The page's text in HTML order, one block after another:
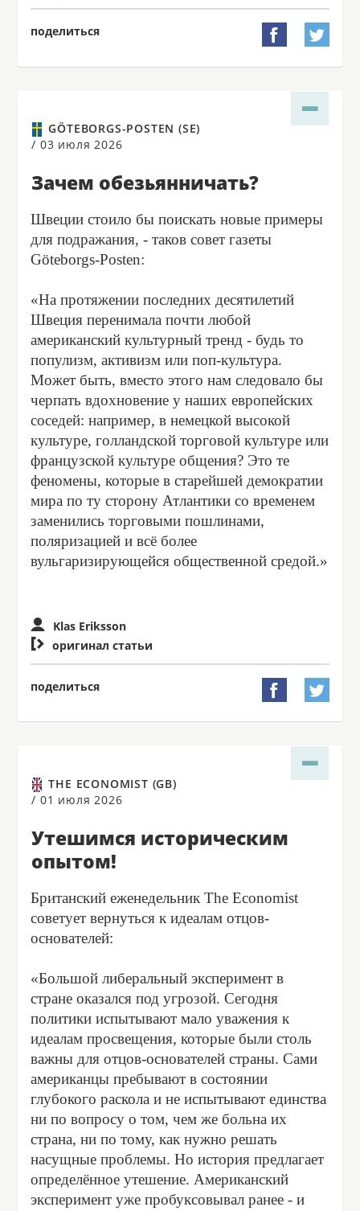
поделиться  
GÖTEBORGS-POSTEN (SE)
/ 03 июля 2026
Зачем обезьянничать?
Швеции стоило бы поискать новые примеры
для подражания, - таков совет газеты
Göteborgs-Posten:
«На протяжении последних десятилетий
Швеция перенимала почти любой
американский культурный тренд - будь то
популизм, активизм или поп-культура.
Может быть, вместо этого нам следовало бы
черпать вдохновение у наших европейских
соседей: например, в немецкой высокой
культуре, голландской торговой культуре или
французской культуре общения? Это те
феномены, которые в старейшей демократии
мира по ту сторону Атлантики со временем
заменились торговыми пошлинами,
поляризацией и всё более
вульгаризирующейся общественной средой.»
Klas Eriksson
 оригинал статьи
поделиться  
THE ECONOMIST (GB)
/ 01 июля 2026
Утешимся историческим
опытом!
Британский еженедельник The Economist
советует вернуться к идеалам отцов-
основателей:
«Большой либеральный эксперимент в
стране оказался под угрозой. Сегодня
политики испытывают мало уважения к
идеалам просвещения, которые были столь
важны для отцов-основателей страны. Сами
американцы пребывают в состоянии
глубокого раскола и не испытывают единства
ни по вопросу о том, чем же больна их
страна, ни по тому, как нужно решать
насущные проблемы. Но история предлагает
определённое утешение. Американский
эксперимент уже пробуксовывал ранее - и